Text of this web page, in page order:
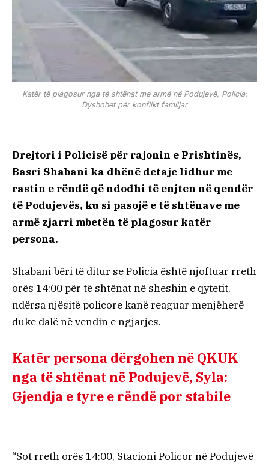
Katër të plagosur nga të shtënat me armë në Podujevë, Policia:
Dyshohet për konflikt familjar
Drejtori i Policisë për rajonin e Prishtinës,
Basri Shabani ka dhënë detaje lidhur me
rastin e rëndë që ndodhi të enjten në qendër
të Podujevës, ku si pasojë e të shtënave me
armë zjarri mbetën të plagosur katër
persona.
Shabani bëri të ditur se Policia është njoftuar rreth
orës 14:00 për të shtënat në sheshin e qytetit,
ndërsa njësitë policore kanë reaguar menjëherë
duke dalë në vendin e ngjarjes.
Katër persona dërgohen në QKUK
nga të shtënat në Podujevë, Syla:
Gjendja e tyre e rëndë por stabile
“Sot rreth orës 14:00, Stacioni Policor në Podujevë